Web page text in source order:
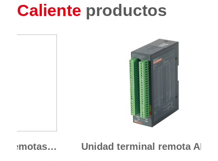
Caliente productos
Unidades terminales remotas de la serie ARTU100 Unidad terminal remota ARTU-K32